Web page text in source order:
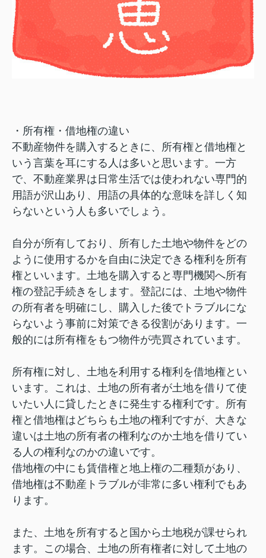
・所有権・借地権の違い
不動産物件を購入するときに、所有権と借地権と
いう言葉を耳にする人は多いと思います。一方
で、不動産業界は日常生活では使われない専門的
用語が沢山あり、用語の具体的な意味を詳しく知
らないという人も多いでしょう。
自分が所有しており、所有した土地や物件をどの
ように使用するかを自由に決定できる権利を所有
権といいます。土地を購入すると専門機関へ所有
権の登記手続きをします。登記には、土地や物件
の所有者を明確にし、購入した後でトラブルにな
らないよう事前に対策できる役割があります。一
般的には所有権をもつ物件が売買されています。
所有権に対し、土地を利用する権利を借地権とい
います。これは、土地の所有者が土地を借りて使
いたい人に貸したときに発生する権利です。所有
権と借地権はどちらも土地の権利ですが、大きな
違いは土地の所有者の権利なのか土地を借りてい
る人の権利なのかの違いです。
借地権の中にも賃借権と地上権の二種類があり、
借地権は不動産トラブルが非常に多い権利でもあ
ります。
また、土地を所有すると国から土地税が課せられ
ます。この場合、土地の所有権者に対して土地の